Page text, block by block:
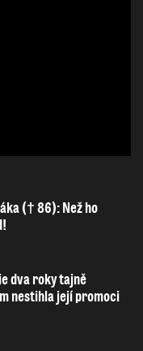
(† 86): Než ho
dva roky tajně
nestihla její promoci